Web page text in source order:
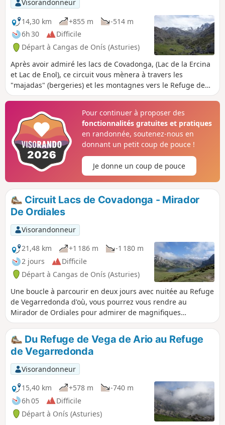
la Ercina et sur la Mer Cantabrique.
Visorandonneur
14,30 km
+855 m
-514 m
6h 30
Difficile
Départ à Cangas de Onís (Asturies)
Après avoir admiré les lacs de Covadonga, (Lac de la Ercina
et Lac de Enol), ce circuit vous mènera à travers les
"majadas" (bergeries) et les montagnes vers le Refuge de
Vegarredonda puis, au milieu de rochers calcaires au
Villaviciosa), initiateur de la création du parc national des
pics d'Europe et, premier alpiniste à avoir escaladé en 1904,
le Picu Urriellu (Naranjo de Bulnes) en compagnie du
berger Gregorio Perez dit "El Cainejo".
Pour continuer à proposer des
fonctionnalités gratuites et pratiques
en randonnée, soutenez-nous en
donnant un petit coup de pouce !
Je donne un coup de pouce
Circuit Lacs de Covadonga - Mirador
De Ordiales
Visorandonneur
21,48 km
+1 186 m
-1 180 m
2 jours
Difficile
Départ à Cangas de Onís (Asturies)
Une boucle à parcourir en deux jours avec nuitée au Refuge
de Vegarredonda d'où, vous pourrez vous rendre au
Mirador de Ordiales pour admirer de magnifiques
paysages, avec en toile de fond les montagnes du massif
occidental des Pics d'Europe. Le retour au point de départ
se fait par un sentier grandiose et peu fréquenté.
Du Refuge de Vega de Ario au Refuge
de Vegarredonda
Visorandonneur
15,40 km
+578 m
-740 m
6h 05
Difficile
Départ à Onís (Asturies)